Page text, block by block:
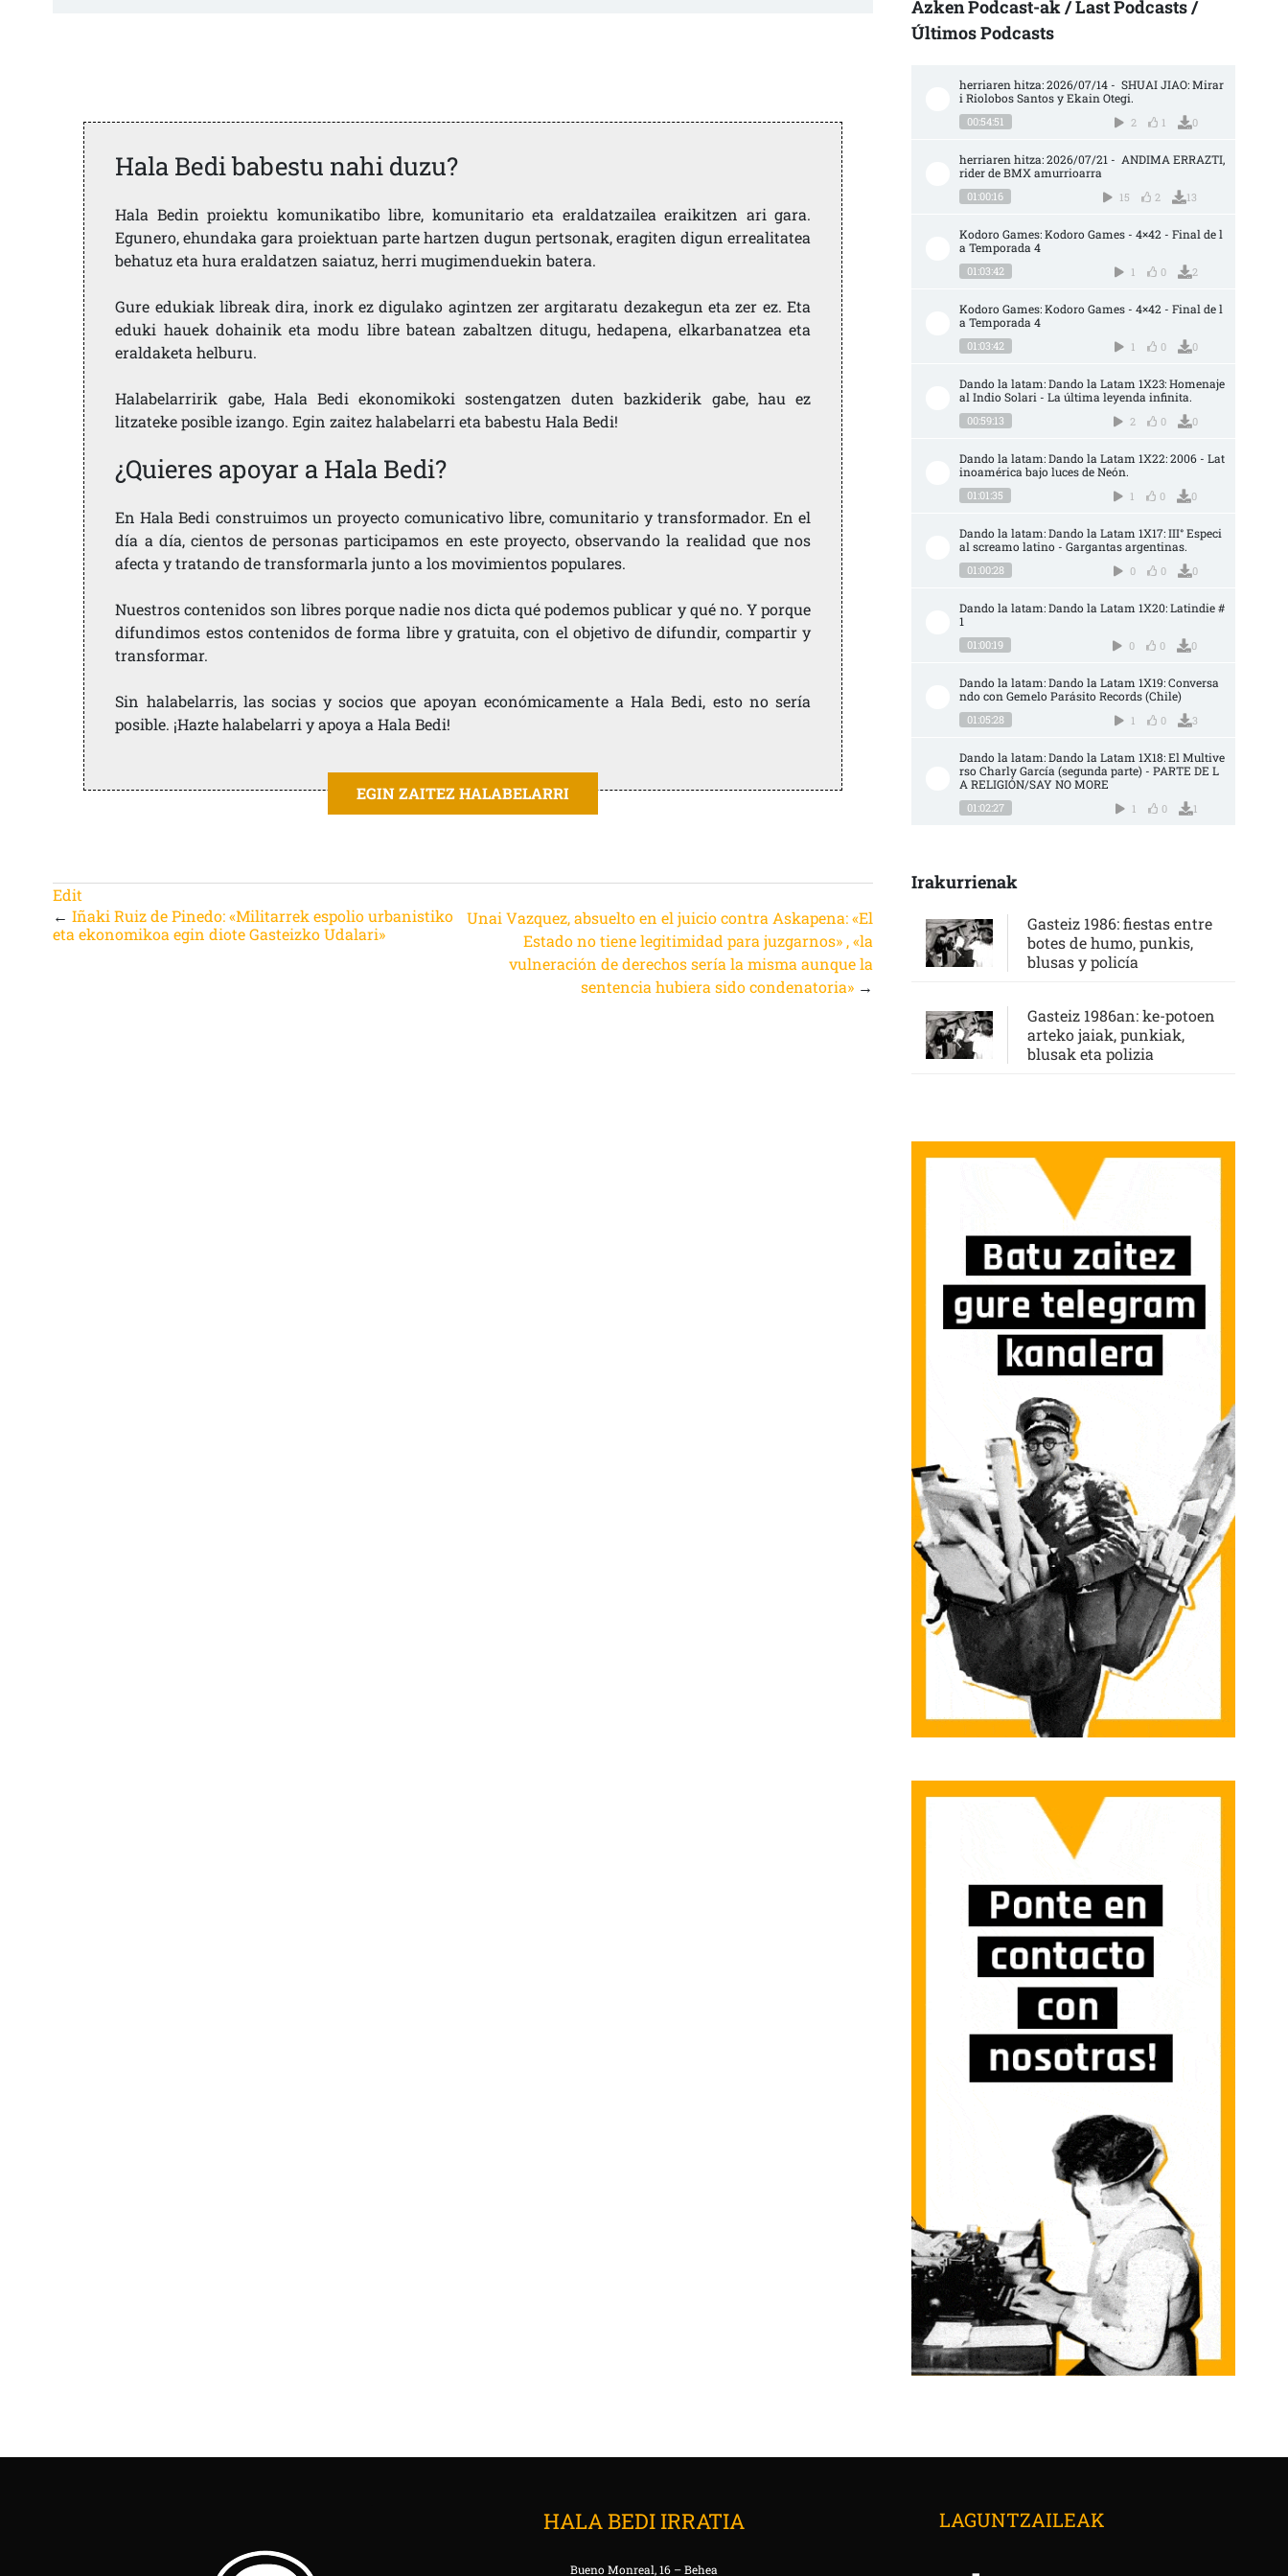
Hala Bedi babestu nahi duzu?
Hala Bedin proiektu komunikatibo libre, komunitario eta eraldatzailea eraikitzen ari gara.
Egunero, ehundaka gara proiektuan parte hartzen dugun pertsonak, eragiten digun errealitatea
behatuz eta hura eraldatzen saiatuz, herri mugimenduekin batera.
Gure edukiak libreak dira, inork ez digulako agintzen zer argitaratu dezakegun eta zer ez. Eta
eduki hauek dohainik eta modu libre batean zabaltzen ditugu, hedapena, elkarbanatzea eta
eraldaketa helburu.
Halabelarririk gabe, Hala Bedi ekonomikoki sostengatzen duten bazkiderik gabe, hau ez
litzateke posible izango. Egin zaitez halabelarri eta babestu Hala Bedi!
¿Quieres apoyar a Hala Bedi?
En Hala Bedi construimos un proyecto comunicativo libre, comunitario y transformador. En el
día a día, cientos de personas participamos en este proyecto, observando la realidad que nos
afecta y tratando de transformarla junto a los movimientos populares.
Nuestros contenidos son libres porque nadie nos dicta qué podemos publicar y qué no. Y porque
difundimos estos contenidos de forma libre y gratuita, con el objetivo de difundir, compartir y
transformar.
Sin halabelarris, las socias y socios que apoyan económicamente a Hala Bedi, esto no sería
posible. ¡Hazte halabelarri y apoya a Hala Bedi!
EGIN ZAITEZ HALABELARRI
Edit
←Iñaki Ruiz de Pinedo: «Militarrek espolio urbanistiko
eta ekonomikoa egin diote Gasteizko Udalari»
Unai Vazquez, absuelto en el juicio contra Askapena: «El
Estado no tiene legitimidad para juzgarnos» , «la
vulneración de derechos sería la misma aunque la
sentencia hubiera sido condenatoria»→
Azken Podcast-ak / Last Podcasts /
Últimos Podcasts
herriaren hitza: 2026/07/14 -  SHUAI JIAO: Mirar
i Riolobos Santos y Ekain Otegi.
00:54:51 2 1 0
herriaren hitza: 2026/07/21 -  ANDIMA ERRAZTI,
rider de BMX amurrioarra
01:00:16 15 2 13
Kodoro Games: Kodoro Games - 4×42 - Final de l
a Temporada 4
01:03:42 1 0 2
Kodoro Games: Kodoro Games - 4×42 - Final de l
a Temporada 4
01:03:42 1 0 0
Dando la latam: Dando la Latam 1X23: Homenaje
al Indio Solari - La última leyenda infinita.
00:59:13 2 0 0
Dando la latam: Dando la Latam 1X22: 2006 - Lat
inoamérica bajo luces de Neón.
01:01:35 1 0 0
Dando la latam: Dando la Latam 1X17: III° Especi
al screamo latino - Gargantas argentinas.
01:00:28 0 0 0
Dando la latam: Dando la Latam 1X20: Latindie #
1
01:00:19 0 0 0
Dando la latam: Dando la Latam 1X19: Conversa
ndo con Gemelo Parásito Records (Chile)
01:05:28 1 0 3
Dando la latam: Dando la Latam 1X18: El Multive
rso Charly García (segunda parte) - PARTE DE L
A RELIGIÓN/SAY NO MORE
01:02:27 1 0 1
Irakurrienak
Gasteiz 1986: fiestas entre
botes de humo, punkis,
blusas y policía
Gasteiz 1986an: ke-potoen
arteko jaiak, punkiak,
blusak eta polizia
HALA BEDI IRRATIA
Bueno Monreal, 16 – Behea
LAGUNTZAILEAK